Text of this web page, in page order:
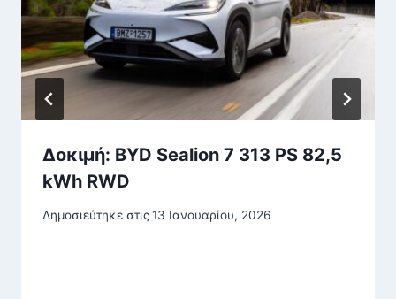
Δοκιμή: BYD Sealion 7 313 PS 82,5
kWh RWD
Δημοσιεύτηκε στις13 Ιανουαρίου, 2026